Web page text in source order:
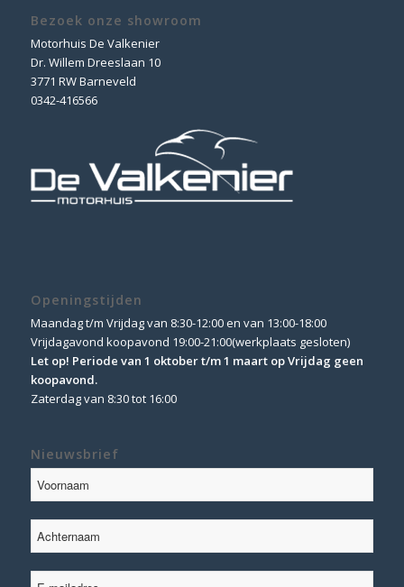
Bezoek onze showroom
Motorhuis De Valkenier
Dr. Willem Dreeslaan 10
3771 RW Barneveld
0342-416566
Openingstijden
Maandag t/m Vrijdag van 8:30-12:00 en van 13:00-18:00
Vrijdagavond koopavond 19:00-21:00(werkplaats gesloten)
Let op! Periode van 1 oktober t/m 1 maart op Vrijdag geen
koopavond.
Zaterdag van 8:30 tot 16:00
Nieuwsbrief